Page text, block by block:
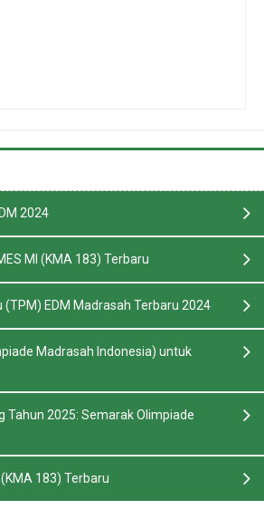
2024
MI (KMA 183) Terbaru
EDM Madrasah Terbaru 2024
Madrasah Indonesia) untuk
Tahun 2025: Semarak Olimpiade
183) Terbaru